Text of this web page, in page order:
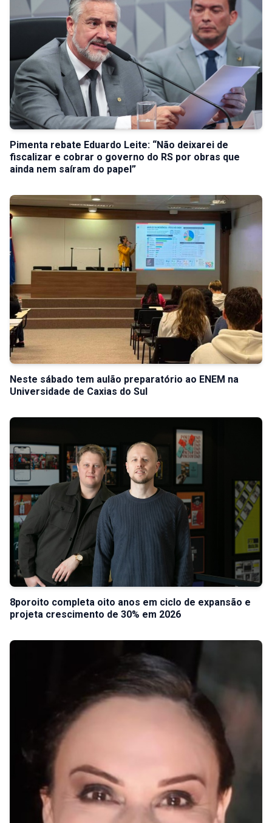
Pimenta rebate Eduardo Leite: “Não deixarei de
fiscalizar e cobrar o governo do RS por obras que
ainda nem saíram do papel”
Neste sábado tem aulão preparatório ao ENEM na
Universidade de Caxias do Sul
8poroito completa oito anos em ciclo de expansão e
projeta crescimento de 30% em 2026